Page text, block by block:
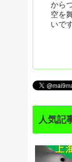
から
空を
いで
人気記